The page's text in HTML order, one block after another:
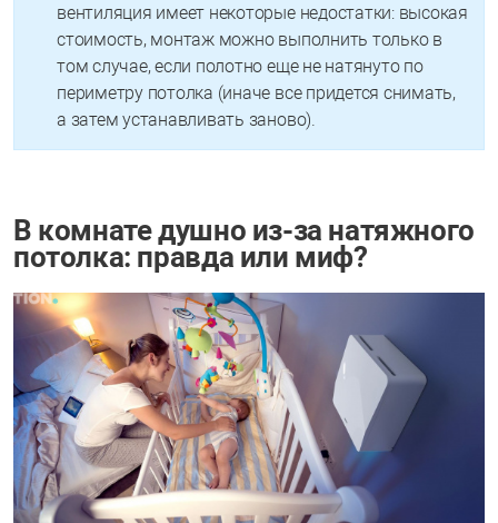
вентиляция имеет некоторые недостатки: высокая
стоимость, монтаж можно выполнить только в
том случае, если полотно еще не натянуто по
периметру потолка (иначе все придется снимать,
а затем устанавливать заново).
В комнате душно из-за натяжного
потолка: правда или миф?